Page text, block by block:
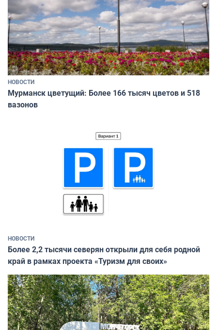
НОВОСТИ
Мурманск цветущий: Более 166 тысяч цветов и 518
вазонов
НОВОСТИ
Более 2,2 тысячи северян открыли для себя родной
край в рамках проекта «Туризм для своих»